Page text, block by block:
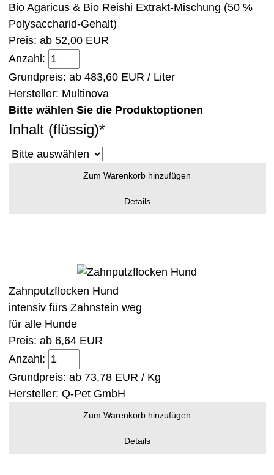
Bio Agaricus & Bio Reishi Extrakt-Mischung (50 %
Polysaccharid-Gehalt)
Preis: ab 52,00 EUR
Anzahl:
Grundpreis: ab 483,60 EUR / Liter
Hersteller: Multinova
Bitte wählen Sie die Produktoptionen
Inhalt (flüssig)*
Zum Warenkorb hinzufügen
Details
Zahnputzflocken Hund
intensiv fürs Zahnstein weg
für alle Hunde
Preis: ab 6,64 EUR
Anzahl:
Grundpreis: ab 73,78 EUR / Kg
Hersteller: Q-Pet GmbH
Zum Warenkorb hinzufügen
Details